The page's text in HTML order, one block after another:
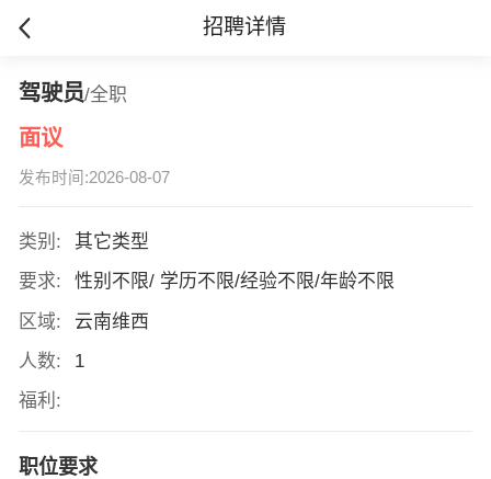
招聘详情
驾驶员/全职
面议
发布时间:2026-08-07
类别:
其它类型
要求:
性别不限/ 学历不限/经验不限/年龄不限
区域:
云南维西
人数:
1
福利:
职位要求